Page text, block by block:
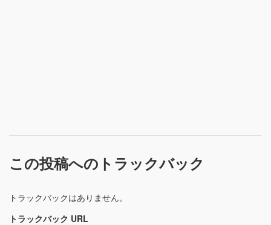
この投稿へのトラックバック
トラックバックはありません。
トラックバック URL